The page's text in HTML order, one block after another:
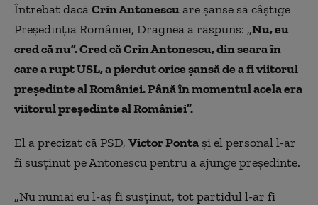
Întrebat dacăCrin Antonescuare şanse să câştige
Preşedinţia României, Dragnea a răspuns: „Nu, eu
cred că nu”. Cred că Crin Antonescu, din seara în
care a rupt USL, a pierdut orice şansă de a fi viitorul
preşedinte al României. Până în momentul acela era
viitorul preşedinte al României”.
El a precizat că PSD, Victor Ponta şi el personal l-ar
fi susţinut pe Antonescu pentru a ajunge preşedinte.
„Nu numai eu l-aş fi susţinut, tot partidul l-ar fi